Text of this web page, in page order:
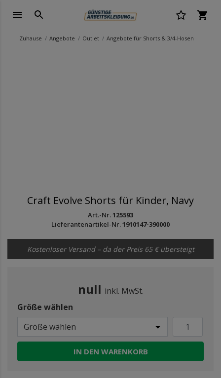
Zuhause Angebote Outlet Angebote für Shorts & 3/4-Hosen
Craft Evolve Shorts für Kinder, Navy
Art.-Nr.125593
Lieferantenartikel-Nr.1910147-390000
Kostenloser Versand – da der Preis 65 € übersteigt
null inkl. MwSt.
Größe wählen
Größe wählen
IN DEN WARENKORB